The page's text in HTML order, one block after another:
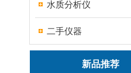
水质分析仪
二手仪器
新品推荐